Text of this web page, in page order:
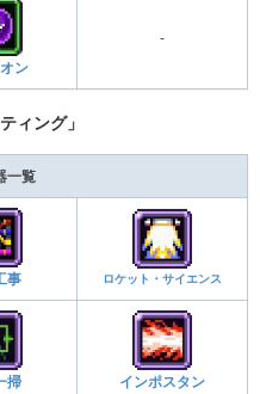
ン
-
ィング」
一覧
事 ロケット・サイエンス
掃 インポスタン